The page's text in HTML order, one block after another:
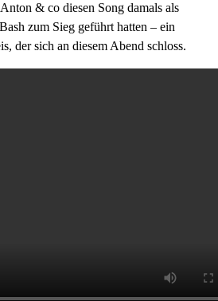
& co diesen Song damals als
zum Sieg geführt hatten – ein
der sich an diesem Abend schloss.